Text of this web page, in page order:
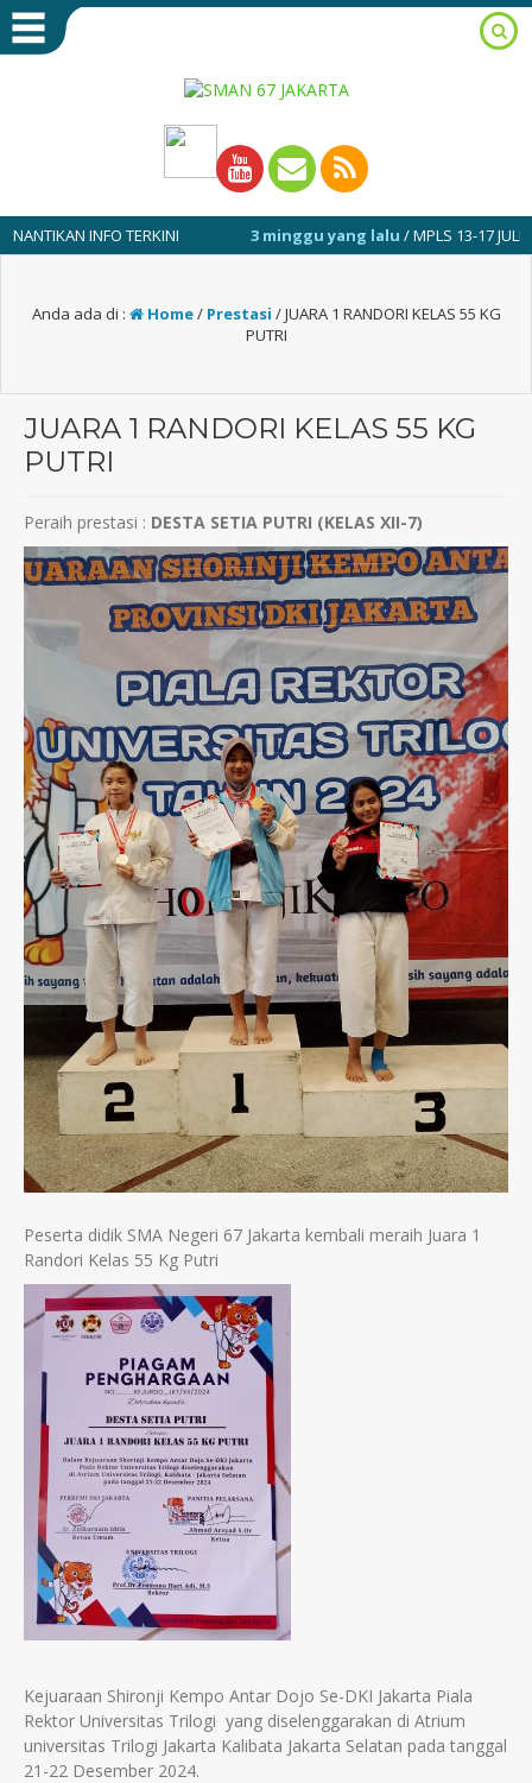
INFO TERKINI 3 minggu yang lalu/ MPLS 13-17 JULI 2026
Anda ada di : Home/ Prestasi /JUARA 1 RANDORI KELAS 55 KG
PUTRI
JUARA 1 RANDORI KELAS 55 KG
PUTRI
Peraih prestasi : DESTA SETIA PUTRI (KELAS XII-7)
Peserta didik SMA Negeri 67 Jakarta kembali meraih Juara 1
Randori Kelas 55 Kg Putri
Kejuaraan Shironji Kempo Antar Dojo Se-DKI Jakarta Piala
Rektor Universitas Trilogi yang diselenggarakan di Atrium
universitas Trilogi Jakarta Kalibata Jakarta Selatan pada tanggal
21-22 Desember 2024.